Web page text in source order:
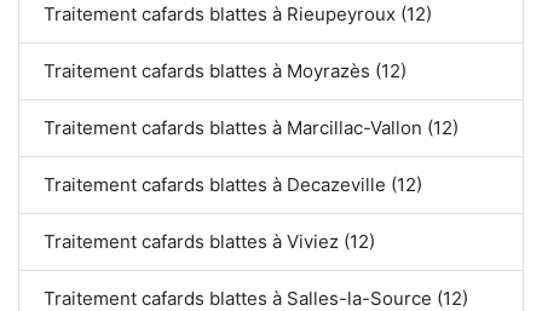
Traitement cafards blattes à Rieupeyroux (12)
Traitement cafards blattes à Moyrazès (12)
Traitement cafards blattes à Marcillac-Vallon (12)
Traitement cafards blattes à Decazeville (12)
Traitement cafards blattes à Viviez (12)
Traitement cafards blattes à Salles-la-Source (12)